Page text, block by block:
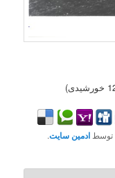
توسطادمین سایت.